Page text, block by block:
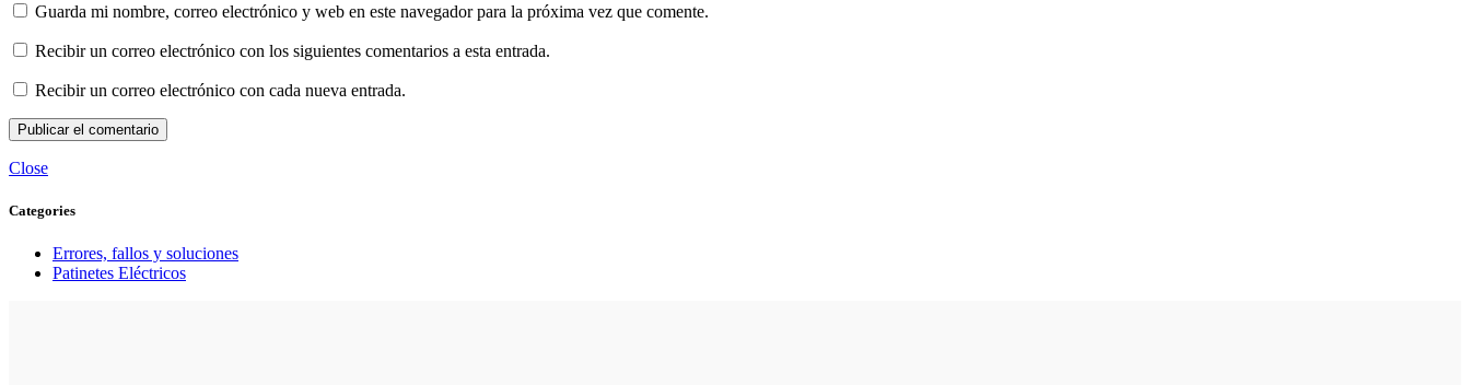
Guarda mi nombre, correo electrónico y web en este navegador para la próxima vez que comente.
Recibir un correo electrónico con los siguientes comentarios a esta entrada.
Recibir un correo electrónico con cada nueva entrada.
Close
Categories
Errores, fallos y soluciones
Patinetes Eléctricos